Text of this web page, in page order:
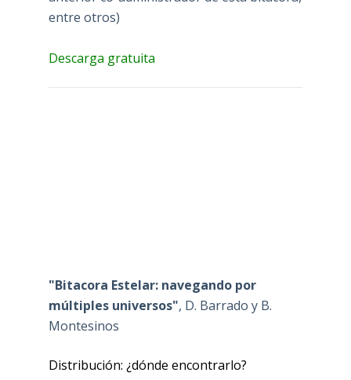
entre otros)
Descarga gratuita
"Bitacora Estelar: navegando por
múltiples universos", D. Barrado y B.
Montesinos
Distribución: ¿dónde encontrarlo?